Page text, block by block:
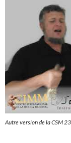
Autre version de la CSM